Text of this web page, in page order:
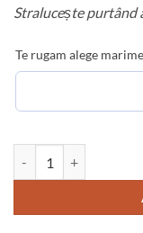
Stralucește purtând
Te rugam alege